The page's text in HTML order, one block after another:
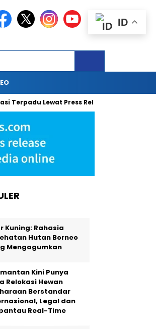
Lewat Press Release, Sapulangit PR
Kuning: Rahasia
Hutan Borneo
Mengagumkan
Kini Punya
Relokasi Hewan
Berstandar
Legal dan
Real-Time
ID